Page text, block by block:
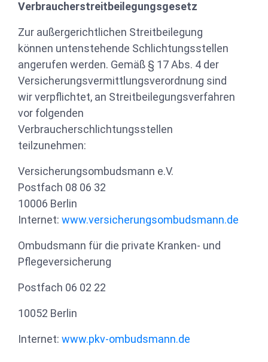
Verbraucherstreitbeilegungsgesetz
Zur außergerichtlichen Streitbeilegung
können untenstehende Schlichtungsstellen
angerufen werden. Gemäß § 17 Abs. 4 der
Versicherungsvermittlungsverordnung sind
wir verpflichtet, an Streitbeilegungsverfahren
vor folgenden
Verbraucherschlichtungsstellen
teilzunehmen:
Versicherungsombudsmann e.V.
Postfach 08 06 32
10006 Berlin
Internet: www.versicherungsombudsmann.de
Ombudsmann für die private Kranken- und
Pflegeversicherung
Postfach 06 02 22
10052 Berlin
Internet: www.pkv-ombudsmann.de